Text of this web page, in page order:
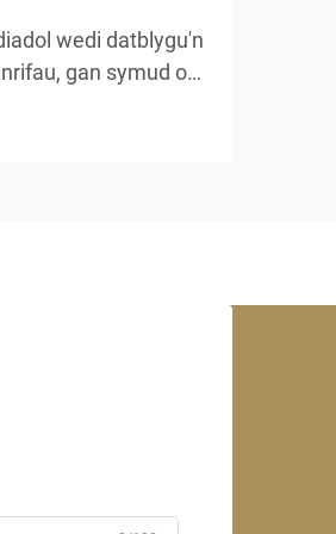
wedi datblygu'n
gan symud o
sy'n cynnig hywydr